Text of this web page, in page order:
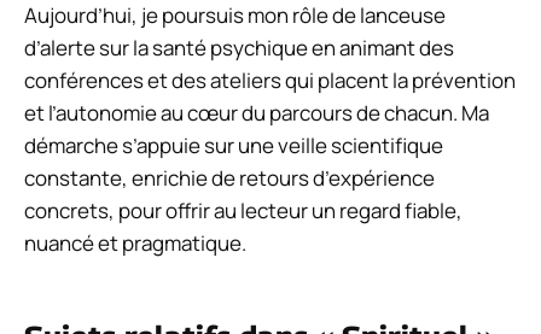
Aujourd’hui, je poursuis mon rôle de lanceuse
d’alerte sur la santé psychique en animant des
conférences et des ateliers qui placent la prévention
et l’autonomie au cœur du parcours de chacun. Ma
démarche s’appuie sur une veille scientifique
constante, enrichie de retours d’expérience
concrets, pour offrir au lecteur un regard fiable,
nuancé et pragmatique.